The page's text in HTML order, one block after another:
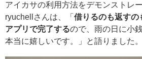
アイカサの利用方法をデモンストレ
ryuchellさんは、「 借りるのも返すの
アプリで完了するので、雨の日に小
本当に嬉しいです。」と語りました。